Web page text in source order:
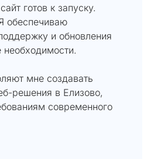
готов к запуску.
обеспечиваю
и обновления
необходимости.
мне создавать
решения в Елизово,
современного